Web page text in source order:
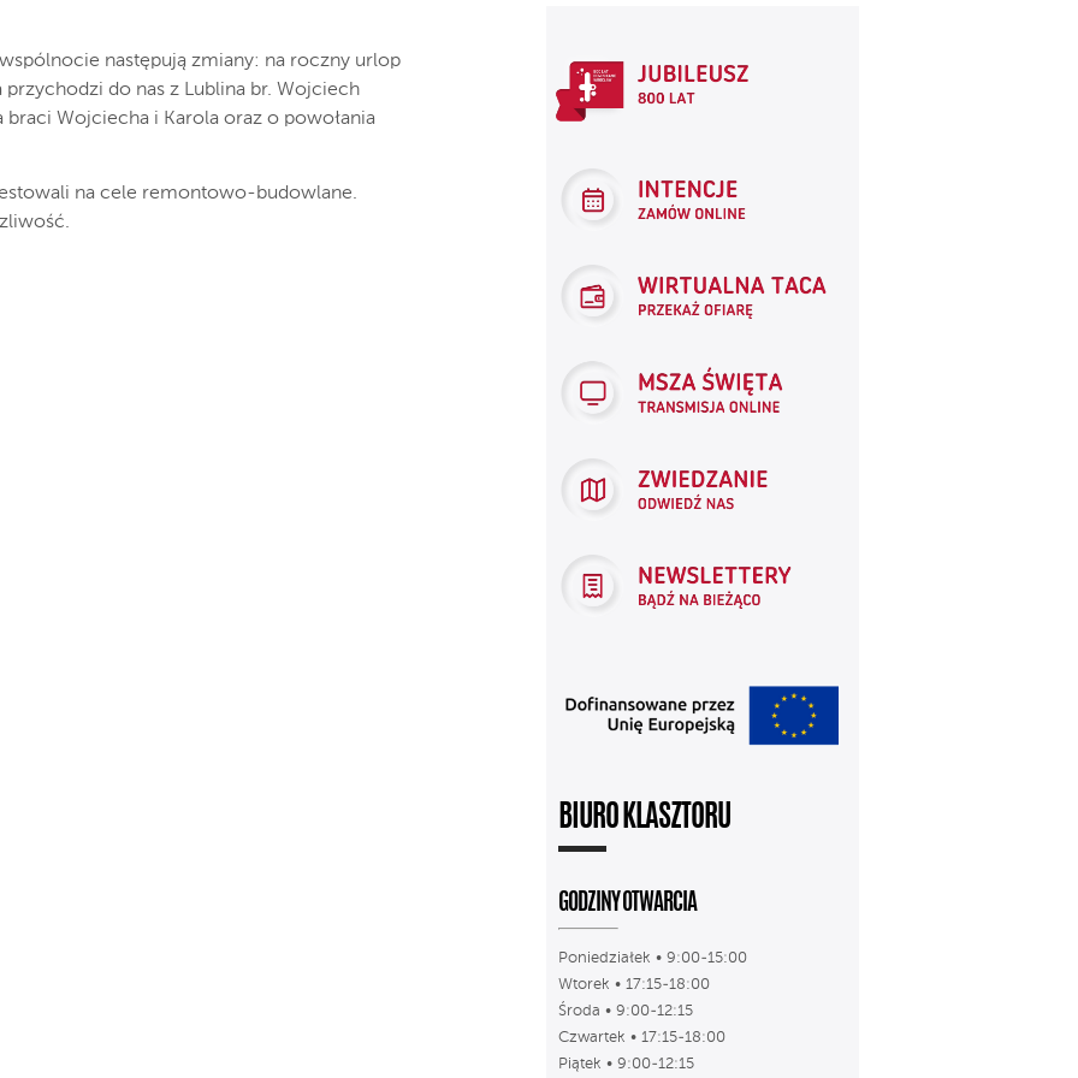
następują zmiany: na roczny urlop
do nas z Lublina br. Wojciech
Wojciecha i Karola oraz o powołania
na cele remontowo-budowlane.
BIURO KLASZTORU
GODZINY OTWARCIA
Poniedziałek • 9:00-15:00
Wtorek • 17:15-18:00
Środa • 9:00-12:15
Czwartek • 17:15-18:00
Piątek • 9:00-12:15